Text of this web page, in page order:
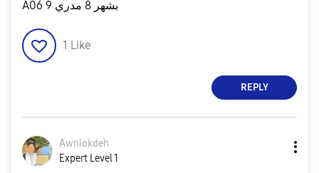
A06 بشهر 8 مدري 9
1 Like
REPLY
Awniokdeh
Expert Level 1